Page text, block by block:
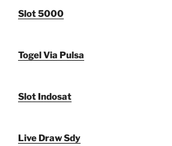
Slot 5000
Togel Via Pulsa
Slot Indosat
Live Draw Sdy